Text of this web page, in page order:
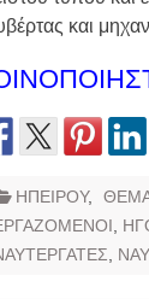
και
ΗΠΕΙΡΟΥ,